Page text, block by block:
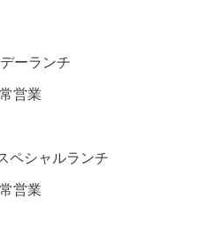
ーランチ
業
ペシャルランチ
業